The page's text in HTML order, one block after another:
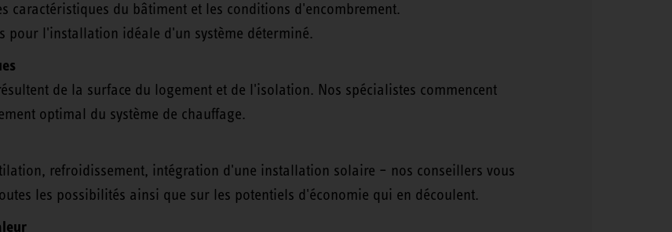
caractéristiques du bâtiment et les conditions d'encombrement.
pour l'installation idéale d'un système déterminé.
de la surface du logement et de l'isolation. Nos spécialistes commencent
optimal du système de chauffage.
refroidissement, intégration d'une installation solaire – nos conseillers vous
les possibilités ainsi que sur les potentiels d'économie qui en découlent.